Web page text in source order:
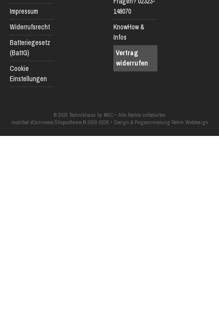
Impressum
Widerrufsrecht
Batteriegesetz
(BattG)
Cookie
Einstellungen
148070
KnowHow &
Infos
Vertrag
widerrufen
© 2026 Technikhaus by MSC • Alle Rechte vorbehalten
modified eCommerce Shopsoftware © 2009-2026 • Design & Programmierung Rehm Webdesign